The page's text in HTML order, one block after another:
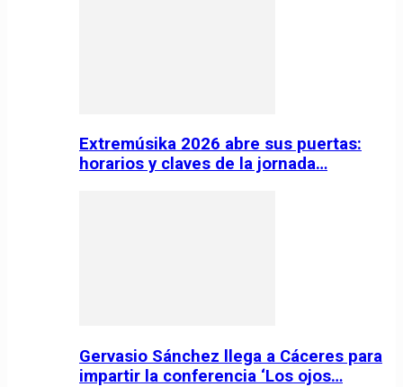
Extremúsika 2026 abre sus puertas:
horarios y claves de la jornada…
Gervasio Sánchez llega a Cáceres para
impartir la conferencia ‘Los ojos…